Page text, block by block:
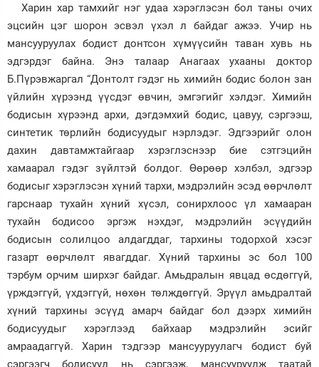
Харин хар тамхийг нэг удаа хэрэглэсэн бол таны очих
эцсийн цэг шорон эсвэл үхэл л байдаг ажээ. Учир нь
мансууруулах бодист донтсон хүмүүсийн таван хувь нь
эдгэрдэг байна. Энэ талаар Анагаах ухааны доктор
Б.Пүрэвжаргал “Донтолт гэдэг нь химийн бодис болон зан
үйлийн хүрээнд үүсдэг өвчин, эмгэгийг хэлдэг. Химийн
бодисын хүрээнд архи, дэгдэмхий бодис, цавуу, сэргээш,
синтетик төрлийн бодисуудыг нэрлэдэг. Эдгээрийг олон
дахин давтамжтайгаар хэрэглэснээр бие сэтгэцийн
хамаарал гэдэг зүйлтэй болдог. Өөрөөр хэлбэл, эдгээр
бодисыг хэрэглэсэн хүний тархи, мэдрэлийн эсэд өөрчлөлт
гарснаар тухайн хүний хүсэл, сонирхлоос үл хамааран
тухайн бодисоо эргэж нэхдэг, мэдрэлийн эсүүдийн
бодисын солилцоо алдагддаг, тархины тодорхой хэсэг
газарт өөрчлөлт явагддаг. Хүний тархины эс бол 100
тэрбум орчим ширхэг байдаг. Амьдралын явцад өсдөггүй,
үрждэггүй, үхдэггүй, нөхөн төлждөггүй. Эрүүл амьдралтай
хүний тархины эсүүд амарч байдаг бол дээрх химийн
бодисуудыг хэрэглээд байхаар мэдрэлийн эсийг
амраадаггүй. Харин тэдгээр мансууруулагч бодист буй
сэргээгч бодисууд нь сэргээж, мансууруулж таатай